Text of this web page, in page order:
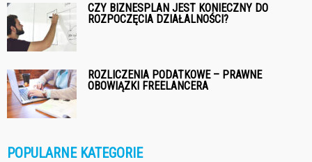
CZY BIZNESPLAN JEST KONIECZNY DO
ROZPOCZĘCIA DZIAŁALNOŚCI?
ROZLICZENIA PODATKOWE – PRAWNE
OBOWIĄZKI FREELANCERA
POPULARNE KATEGORIE